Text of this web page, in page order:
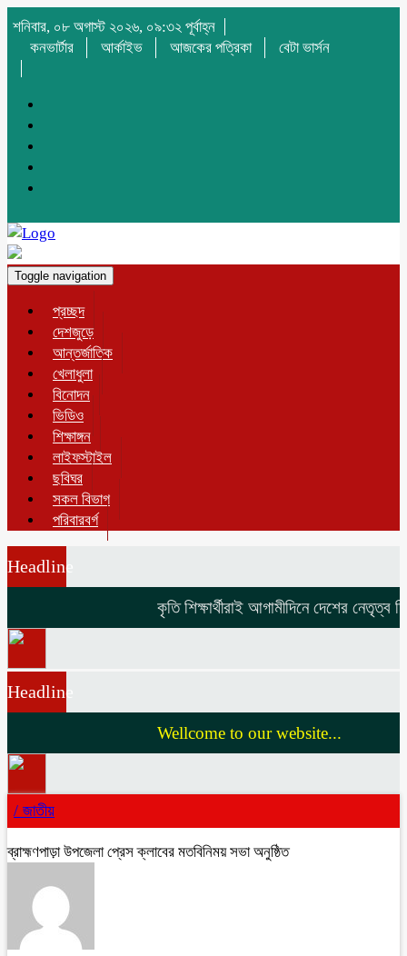
শনিবার, ০৮ অগাস্ট ২০২৬, ০৯:৩২ পূর্বাহ্ন
কনভার্টার
আর্কাইভ আজকের পত্রিকা বেটা ভার্সন
Toggle navigation
প্রচ্ছদ
দেশজুড়ে
আন্তর্জাতিক
খেলাধুলা
বিনোদন
ভিডিও
শিক্ষাঙ্গন
লাইফস্টাইল
ছবিঘর
সকল বিভাগ
পরিবারবর্গ
Headline
কৃতি শিক্ষার্থীরাই আগামীদিনে দেশের নেতৃত্ব
Headline
Wellcome to our website...
/ জাতীয়
ব্রাহ্মণপাড়া উপজেলা প্রেস ক্লাবের মতবিনিময় সভা অনুষ্ঠিত